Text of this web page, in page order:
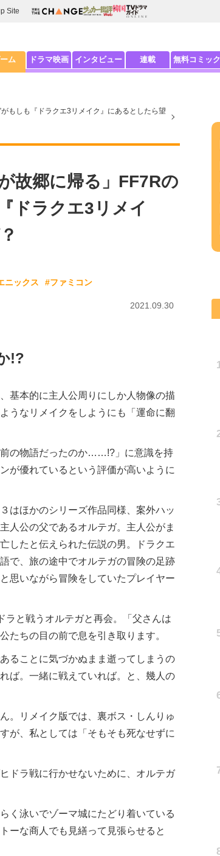
Site
ム ドラマ映画 インタビュー 連載 無料コミック
もしも『ドラクエ3リメイク』にあるとしたら望
故郷に帰る」FF7Rの
ドラクエ3リメイ
ニックス #ファミコン
2021.09.30
!?
基本的に主人公周りにしか人物像の描
うなリメイクをしようにも「運命に翻
の物語だったのか……!?」に意識を持
が優れているという評価が高いように
はほかのシリーズ作品同様、案外ハッ
人公の父であるオルテガ。主人公がま
したと伝えられた伝説の男。ドラクエ
で、旅の途中でオルテガの冒険の足跡
思いながら冒険をしていたプレイヤー
ラと戦うオルテガと再会。「父さんは
たちの目の前で息を引き取ります。
ることに気づかぬまま逝ってしまうの
ば。一緒に戦えていれば。と、幾人の
。リメイク版では、裏ボス・しんりゅ
が、私としては「そもそも死なせずに
ドラ戦に行かせないために、オルテガ
く泳いでゾーマ城にたどり着いている
ーな商人でも見繕って見張らせると